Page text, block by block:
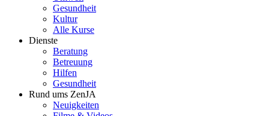
Gesundheit
Kultur
Alle Kurse
Dienste
Beratung
Betreuung
Hilfen
Gesundheit
Rund ums ZenJA
Neuigkeiten